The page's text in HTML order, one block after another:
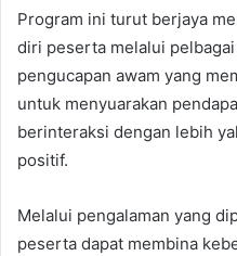
Program ini turut berjaya
diri peserta melalui
pengucapan awam yang
untuk menyuarakan
berinteraksi dengan lebih
positif.
Melalui pengalaman yang
peserta dapat membina